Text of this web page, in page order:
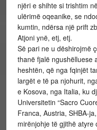
njëri e shihte si trishtim
ulërimë oqeanike, se
kumtin, ndërsa një prift
Atjoni ynë, etj, etj.
Së pari ne u dëshirojmë
thanë fjalë ngushëlluese
heshtën, që nga fqinjët
largët e të pa njohurit,
e Kosova, nga Italia, ku
Universitetin “Sacro
Franca, Austria, SHBA-
mirënjohje të gjithë